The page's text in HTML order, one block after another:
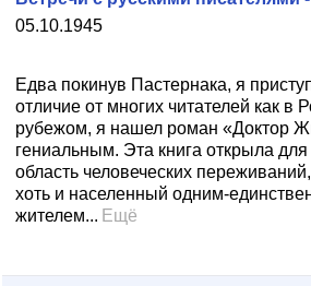
05.10.1945
Едва покинув Пастернака, я
отличие от многих читателей как в
рубежом, я нашел роман «Доктор
гениальным. Эта книга открыла
область человеческих
хоть и населенный одним-
жителем... Ещё